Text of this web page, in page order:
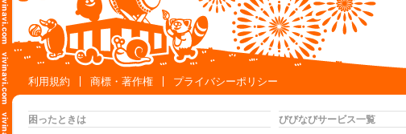
利用規約
商標・著作権 プライバシーポリシー
困ったときは
びびなびサービス一覧